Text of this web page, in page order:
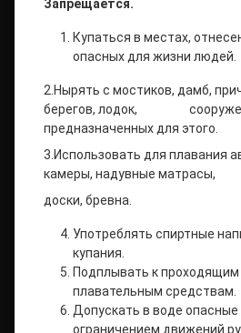
Запрещается.
Купаться в местах,
опасных для жизни людей.
2.Нырять с мостиков, дамб,
берегов, лодок,
предназначенных для этого.
3.Использовать для плавания
камеры, надувные матрасы,
доски, бревна.
Употреблять спиртные
купания.
Подплывать к
плавательным средствам.
Допускать в воде опасные
ограничением движений